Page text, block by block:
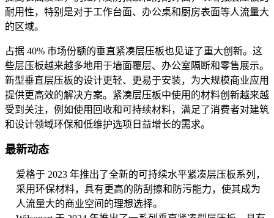
耐用性，特别是对于工作台面、办公桌和厨房表面等人流量大
的区域。
占据 40% 市场份额的垂直紧凑层压板也见证了重大创新。这
些层压板越来越多地用于墙面覆层、办公室隔断和零售展示。
新型垂直层压板的设计更轻、更易于安装，为大规模商业应用
提供更高效的解决方案。紧凑层压板中使用的材料创新越来越
受到关注，例如使用回收和可持续材料，满足了消费者对建筑
和设计领域环保和低维护选项日益增长的需求。
最新动态
爱格于 2023 年推出了全新的可持续水平紧凑层压板系列，
采用环保材料，具有更高的防刮擦和防污能力，使其成为
人流量大的商业空间的理想选择。